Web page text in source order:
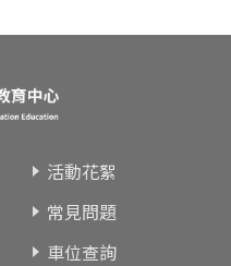
活動花絮
常見問題
車位查詢